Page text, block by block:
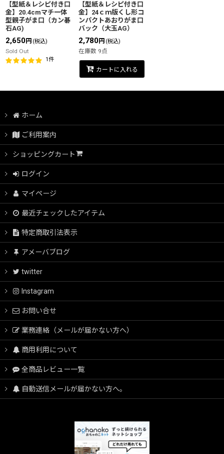
【型紙＆レシピ付き口
金】20.4cmマチ一体
型親子がま口（カン碁
石AG)
2,650円 (税込)
Sold Out
1件
【型紙＆レシピ付き口
金】24ｃｍ版くし形コ
ンパクトあおりがま口
バック（大玉AG）
2,780円 (税込)
在庫数 9点
カートに入れる
ホーム
ご利用案内
ショッピングカート
ログイン
マイページ
最近チェックしたアイテム
特定商取引法表示
アメーバブログ
twitter
Instagram
お問い合せ
業務連絡（メールが届かない方へ）
商用利用について
全商品レビュー一覧
自動送信メールが届かない方へ。